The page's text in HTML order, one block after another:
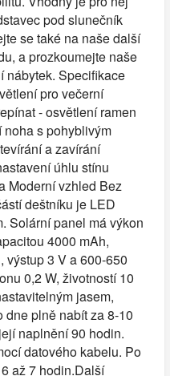
pod slunečník
se také na naše další
a prozkoumejte naše
nábytek. Specifikace
pro večerní
- osvětlení ramen
s pohyblivým
a zavírání
úhlu stínu
Moderní vzhled Bez
deštníku je LED
Solární panel má výkon
4000 mAh,
výstup 3 V a 600-650
0,2 W, životností 10
jasem,
plně nabít za 8-10
naplnění 90 hodin.
datového kabelu. Po
až 7 hodin.Další